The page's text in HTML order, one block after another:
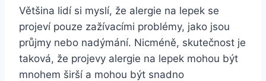
Většina lidí si myslí, že alergie na lepek se
projeví pouze zažívacími problémy, jako jsou
průjmy nebo nadýmání. Nicméně, skutečnost je
taková, že projevy alergie na lepek mohou být
mnohem širší a mohou být snadno